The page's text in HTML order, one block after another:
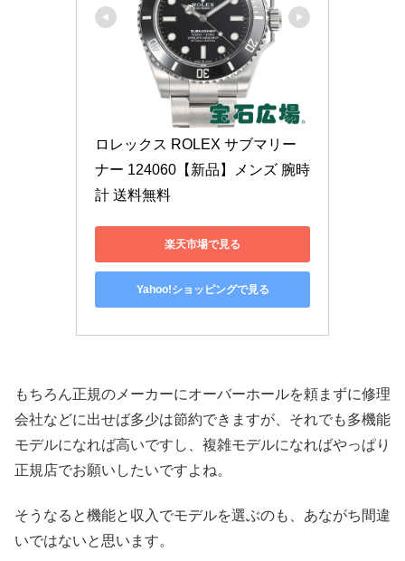
ロレックス ROLEX サブマリー
ナー 124060【新品】メンズ 腕時
計 送料無料
楽天市場で見る
Yahoo!ショッピングで見る
もちろん正規のメーカーにオーバーホールを頼まずに修理
会社などに出せば多少は節約できますが、それでも多機能
モデルになれば高いですし、複雑モデルになればやっぱり
正規店でお願いしたいですよね。
そうなると機能と収入でモデルを選ぶのも、あながち間違
いではないと思います。